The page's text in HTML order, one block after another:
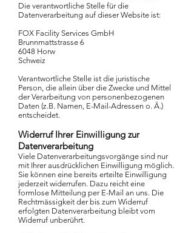
Die verantwortliche Stelle für die
Datenverarbeitung auf dieser Website ist:
FOX Facility Services GmbH
Brunnmattstrasse 6
6048 Horw
Schweiz
Verantwortliche Stelle ist die juristische
Person, die allein über die Zwecke und Mittel
der Verarbeitung von personenbezogenen
Daten (z.B. Namen, E-Mail-Adressen o. Ä.)
entscheidet.
Widerruf Ihrer Einwilligung zur
Datenverarbeitung
Viele Datenverarbeitungsvorgänge sind nur
mit Ihrer ausdrücklichen Einwilligung möglich.
Sie können eine bereits erteilte Einwilligung
jederzeit widerrufen. Dazu reicht eine
formlose Mitteilung per E-Mail an uns. Die
Rechtmässigkeit der bis zum Widerruf
erfolgten Datenverarbeitung bleibt vom
Widerruf unberührt.